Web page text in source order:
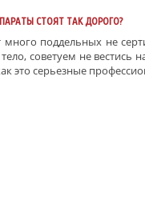
СТОЯТ ТАК ДОРОГО?
много поддельных не
советуем не
это серьезные